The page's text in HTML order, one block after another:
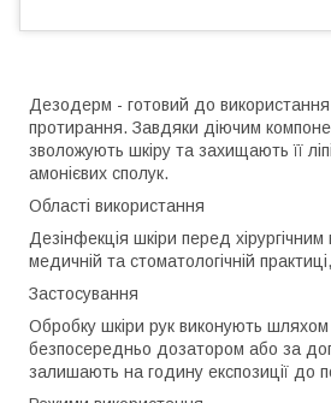
Дезодерм - готовий до використання
протирання. Завдяки діючим
зволожують шкіру та захищають її
амонієвих сполук.
Області використання
Дезінфекція шкіри перед хірургічним
медичній та стоматологічній
Застосування
Обробку шкіри рук виконують
безпосередньо дозатором або за
залишають на годину експозиції до